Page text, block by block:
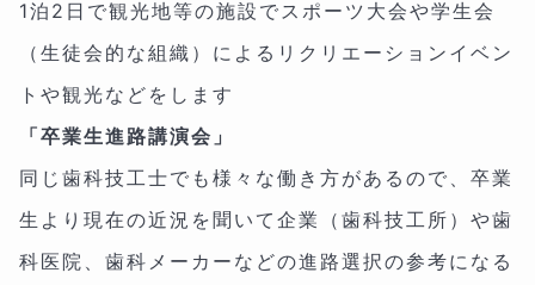
1泊2日で観光地等の施設でスポーツ大会や学生会
（生徒会的な組織）によるリクリエーションイベン
トや観光などをします
「卒業生進路講演会」
同じ歯科技工士でも様々な働き方があるので、卒業
生より現在の近況を聞いて企業（歯科技工所）や歯
科医院、歯科メーカーなどの進路選択の参考になる